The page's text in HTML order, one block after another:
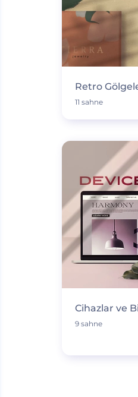
Retro
11 sahne
Cihazlar ve
9 sahne